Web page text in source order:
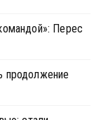
Перес
продолжение